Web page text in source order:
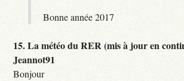
Bonne année 2017
15.La météo du RER (mis à jour en
Jeannot91
Bonjour